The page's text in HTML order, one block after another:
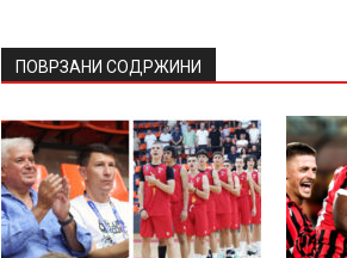
ПОВРЗАНИ СОДРЖИНИ